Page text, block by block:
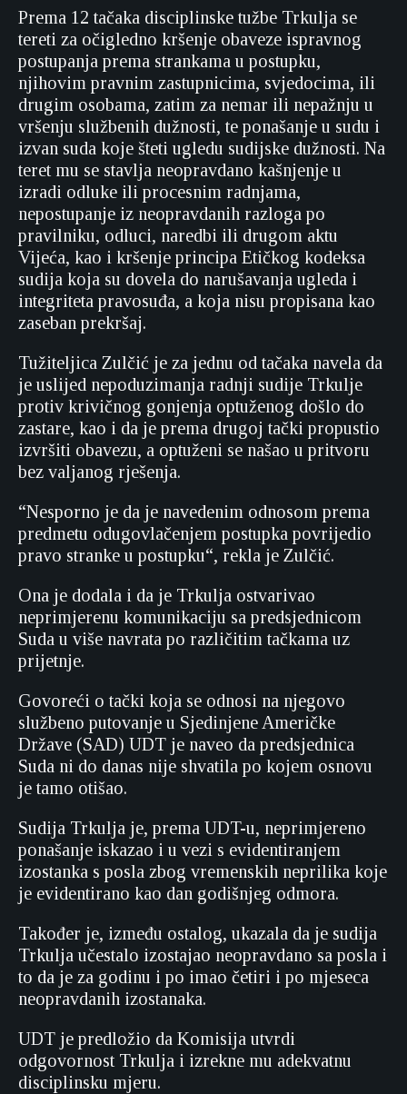
Prema 12 tačaka disciplinske tužbe Trkulja se
tereti za očigledno kršenje obaveze ispravnog
postupanja prema strankama u postupku,
njihovim pravnim zastupnicima, svjedocima, ili
drugim osobama, zatim za nemar ili nepažnju u
vršenju službenih dužnosti, te ponašanje u sudu i
izvan suda koje šteti ugledu sudijske dužnosti. Na
teret mu se stavlja neopravdano kašnjenje u
izradi odluke ili procesnim radnjama,
nepostupanje iz neopravdanih razloga po
pravilniku, odluci, naredbi ili drugom aktu
Vijeća, kao i kršenje principa Etičkog kodeksa
sudija koja su dovela do narušavanja ugleda i
integriteta pravosuđa, a koja nisu propisana kao
zaseban prekršaj.
Tužiteljica Zulčić je za jednu od tačaka navela da
je uslijed nepoduzimanja radnji sudije Trkulje
protiv krivičnog gonjenja optuženog došlo do
zastare, kao i da je prema drugoj tački propustio
izvršiti obavezu, a optuženi se našao u pritvoru
bez valjanog rješenja.
“Nesporno je da je navedenim odnosom prema
predmetu odugovlačenjem postupka povrijedio
pravo stranke u postupku“, rekla je Zulčić.
Ona je dodala i da je Trkulja ostvarivao
neprimjerenu komunikaciju sa predsjednicom
Suda u više navrata po različitim tačkama uz
prijetnje.
Govoreći o tački koja se odnosi na njegovo
službeno putovanje u Sjedinjene Američke
Države (SAD) UDT je naveo da predsjednica
Suda ni do danas nije shvatila po kojem osnovu
je tamo otišao.
Sudija Trkulja je, prema UDT-u, neprimjereno
ponašanje iskazao i u vezi s evidentiranjem
izostanka s posla zbog vremenskih neprilika koje
je evidentirano kao dan godišnjeg odmora.
Također je, između ostalog, ukazala da je sudija
Trkulja učestalo izostajao neopravdano sa posla i
to da je za godinu i po imao četiri i po mjeseca
neopravdanih izostanaka.
UDT je predložio da Komisija utvrdi
odgovornost Trkulja i izrekne mu adekvatnu
disciplinsku mjeru.